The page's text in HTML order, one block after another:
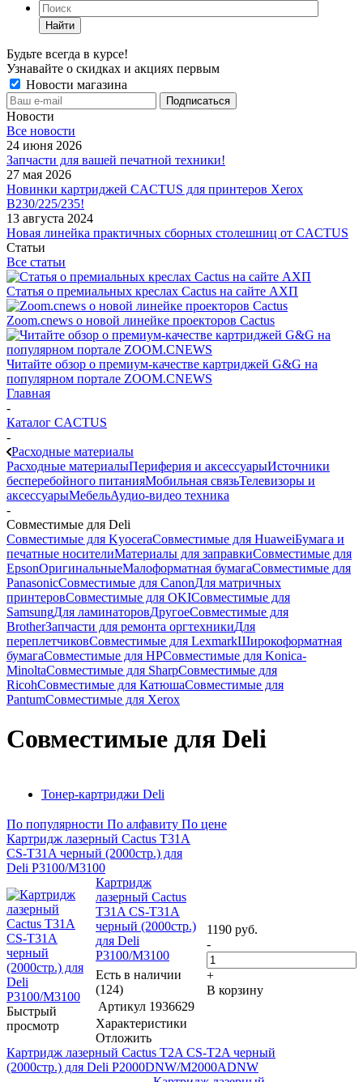
Найти
Будьте всегда в курсе!
Узнавайте о скидках и акциях первым
Новости магазина
Новости
Все новости
24 июня 2026
Запчасти для вашей печатной техники!
27 мая 2026
Новинки картриджей CACTUS для принтеров Xerox
B230/225/235!
13 августа 2024
Новая линейка практичных сборных столешниц от CACTUS
Статьи
Все статьи
Статья о премиальных креслах Cactus на сайте АХП
Zoom.cnews о новой линейке проекторов Cactus
Читайте обзор о премиум-качестве картриджей G&G на
популярном портале ZOOM.CNEWS
Главная
-
Каталог CACTUS
-
Расходные материалы
Расходные материалыПериферия и аксессуарыИсточники
бесперебойного питанияМобильная связьТелевизоры и
аксессуарыМебельАудио-видео техника
-
Совместимые для Deli
Совместимые для KyoceraСовместимые для HuaweiБумага и
печатные носителиМатериалы для заправкиСовместимые для
EpsonОригинальныеМалоформатная бумагаСовместимые для
PanasonicСовместимые для CanonДля матричных
принтеровСовместимые для OKIСовместимые для
SamsungДля ламинаторовДругоеСовместимые для
BrotherЗапчасти для ремонта оргтехникиДля
переплетчиковСовместимые для LexmarkШирокоформатная
бумагаСовместимые для HPСовместимые для Konica-
MinoltaСовместимые для SharpСовместимые для
RicohСовместимые для КатюшаСовместимые для
PantumСовместимые для Xerox
Совместимые для Deli
Тонер-картриджи Deli
По популярности По алфавиту По цене
Картридж лазерный Cactus T31A
CS-T31A черный (2000стр.) для
Deli P3100/M3100
Быстрый
просмотр
Картридж
лазерный Cactus
T31A CS-T31A
черный (2000стр.)
для Deli
P3100/M3100
Есть в наличии
(124)
Артикул 1936629
Характеристики
Отложить
1190 руб.
-
+
В корзину
Картридж лазерный Cactus T2A CS-T2A черный
(2000стр.) для Deli P2000DNW/M2000ADNW